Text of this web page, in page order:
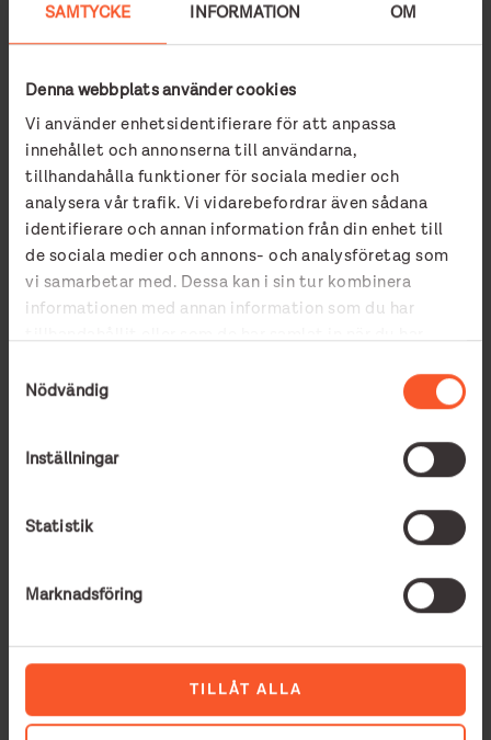
SAMTYCKE INFORMATION OM
Denna webbplats använder cookies
Vi använder enhetsidentifierare för att anpassa
innehållet och annonserna till användarna,
tillhandahålla funktioner för sociala medier och
analysera vår trafik. Vi vidarebefordrar även sådana
identifierare och annan information från din enhet till
de sociala medier och annons- och analysföretag som
vi samarbetar med. Dessa kan i sin tur kombinera
informationen med annan information som du har
Nödvändig
Inställningar
Statistik
Marknadsföring
TILLÅT ALLA
MatRätt – en god affär för
alla
30 oktober, 2019